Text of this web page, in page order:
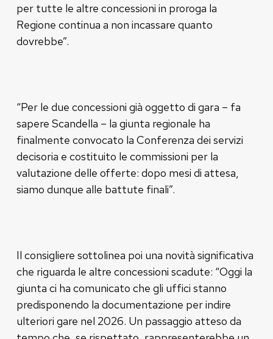
per tutte le altre concessioni in proroga la
Regione continua a non incassare quanto
dovrebbe”.
“Per le due concessioni già oggetto di gara – fa
sapere Scandella – la giunta regionale ha
finalmente convocato la Conferenza dei servizi
decisoria e costituito le commissioni per la
valutazione delle offerte: dopo mesi di attesa,
siamo dunque alle battute finali”.
Il consigliere sottolinea poi una novità significativa
che riguarda le altre concessioni scadute: “Oggi la
giunta ci ha comunicato che gli uffici stanno
predisponendo la documentazione per indire
ulteriori gare nel 2026. Un passaggio atteso da